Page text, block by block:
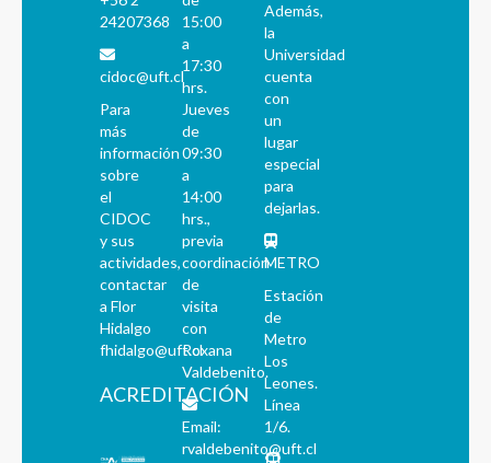
24207368
cidoc@uft.cl
Para
más
información
sobre
el
CIDOC
y sus
actividades,
contactar
a Flor
Hidalgo
fhidalgo@uft.cl
ACREDITACIÓN
15:00
a
17:30
hrs.
Jueves
de
09:30
a
14:00
hrs.,
previa
coordinación
de
visita
con
Roxana
Valdebenito.
Email:
rvaldebenito@uft.cl
Además,
la
Universidad
cuenta
con
un
lugar
especial
para
dejarlas.
METRO
Estación
de
Metro
Los
Leones.
Línea
1/6.